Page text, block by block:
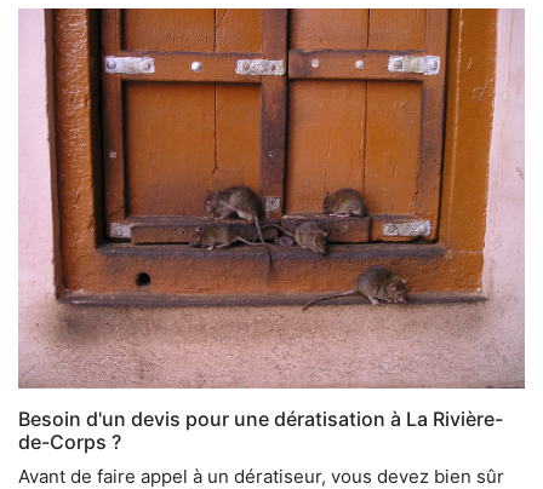
Besoin d'un devis pour une dératisation à La Rivière-
de-Corps ?
Avant de faire appel à un dératiseur, vous devez bien sûr